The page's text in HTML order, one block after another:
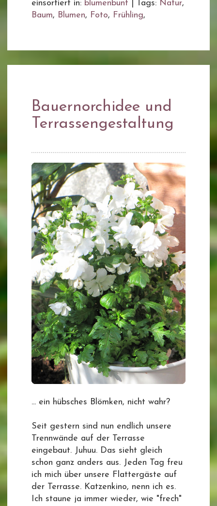
einsortiert in: blumenbunt Tags: Natur,
Baum, Blumen, Foto, Frühling,
Bauernorchidee und
Terrassengestaltung
... ein hübsches Blömken, nicht wahr?
Seit gestern sind nun endlich unsere
Trennwände auf der Terrasse
eingebaut. Juhuu. Das sieht gleich
schon ganz anders aus. Jeden Tag freu
ich mich über unsere Flattergäste auf
der Terrasse. Katzenkino, nenn ich es.
Ich staune ja immer wieder, wie "frech"